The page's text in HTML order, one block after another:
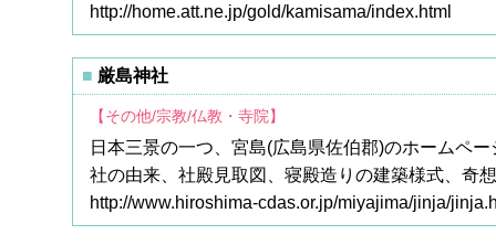
http://home.att.ne.jp/gold/kamisama/index.html
厳島神社
【その他/宗教/仏教・寺院】
日本三景の一つ、宮島(広島県佐伯郡)のホームペ
社の由来、社殿見取図、寝殿造りの建築様式、奇
http://www.hiroshima-cdas.or.jp/miyajima/jinja/